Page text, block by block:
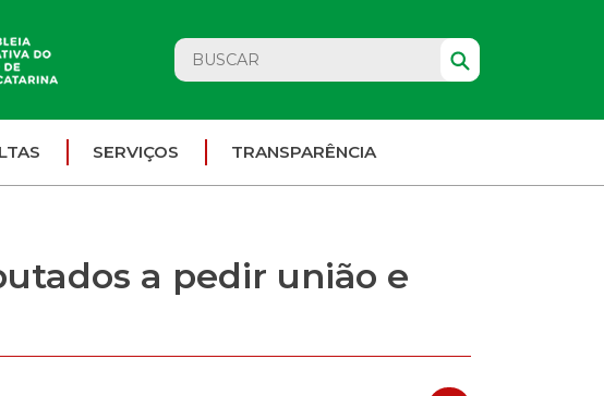
SERVIÇOS TRANSPARÊNCIA
a pedir união e